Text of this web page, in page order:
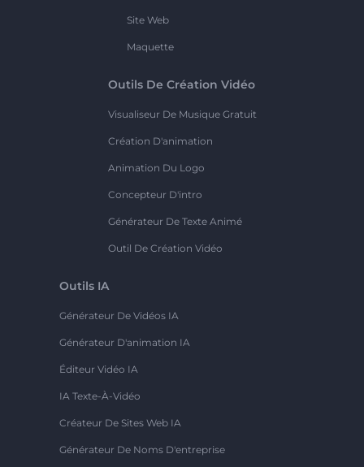
Site Web
Maquette
Outils De Création Vidéo
Visualiseur De Musique Gratuit
Création D'animation
Animation Du Logo
Concepteur D'intro
Générateur De Texte Animé
Outil De Création Vidéo
Outils IA
Générateur De Vidéos IA
Générateur D'animation IA
Éditeur Vidéo IA
IA Texte-À-Vidéo
Créateur De Sites Web IA
Générateur De Noms D'entreprise